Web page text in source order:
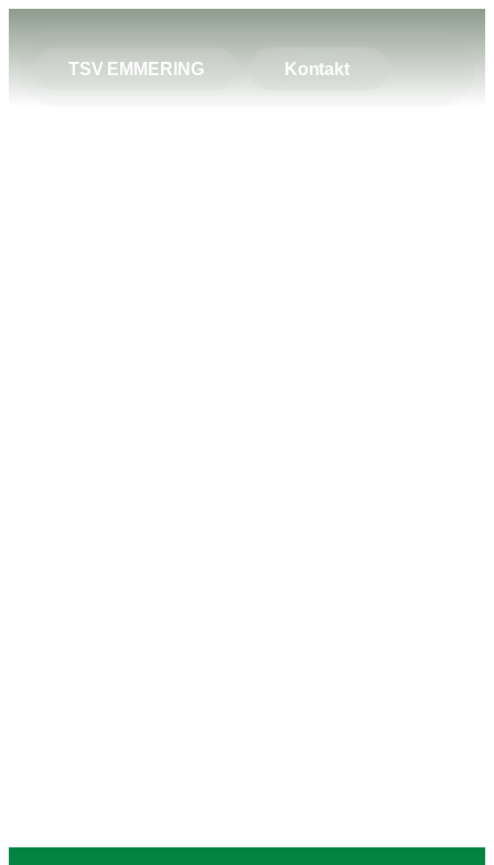
TSV EMMERING Kontakt